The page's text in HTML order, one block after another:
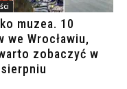
muzea. 10
we Wrocławiu,
zobaczyć w